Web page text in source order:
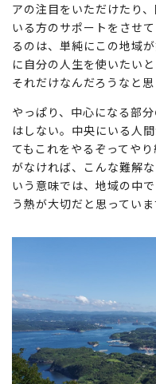
アの注目をいただけたり
いる方のサポートをさせ
るのは、単純にこの地域
に自分の人生を使いたい
それだけなんだろうなと思
やっぱり、中心になる部
はしない。中央にいる人
てもこれをやるぞってや
がなければ、こんな難解
いう意味では、地域の中
う熱が大切だと思っていま